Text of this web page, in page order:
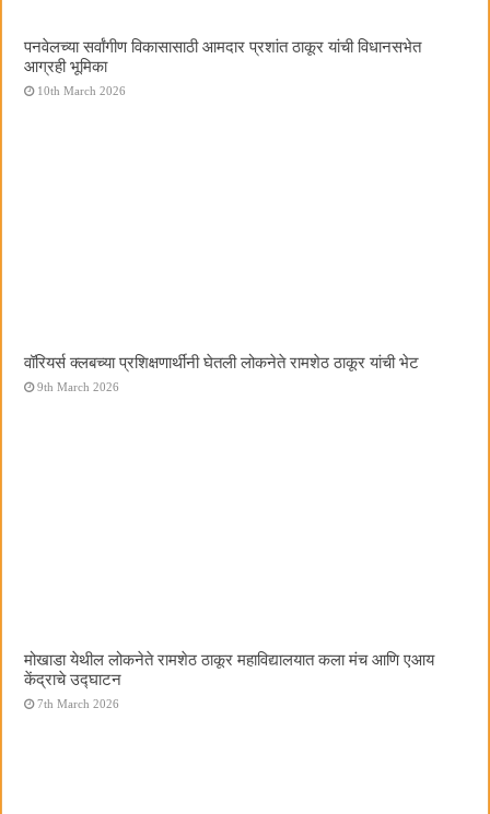
पनवेलच्या सर्वांगीण विकासासाठी आमदार प्रशांत ठाकूर यांची विधानसभेत
आग्रही भूमिका
10th March 2026
वॉरियर्स क्लबच्या प्रशिक्षणार्थींनी घेतली लोकनेते रामशेठ ठाकूर यांची भेट
9th March 2026
मोखाडा येथील लोकनेते रामशेठ ठाकूर महाविद्यालयात कला मंच आणि एआय
केंद्राचे उद्घाटन
7th March 2026